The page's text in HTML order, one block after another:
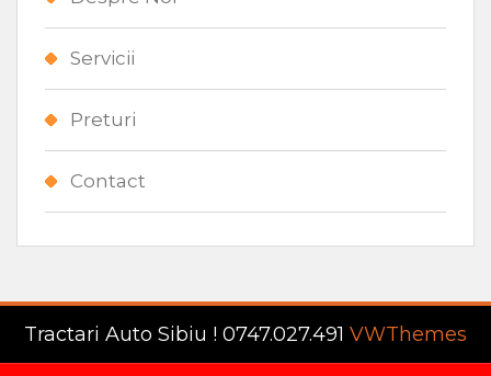
Servicii
Preturi
Contact
Tractari Auto Sibiu ! 0747.027.491 VWThemes